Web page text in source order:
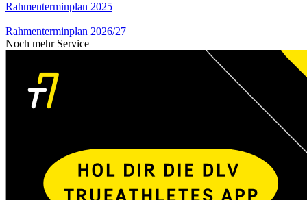
Rahmenterminplan 2025
Rahmenterminplan 2026/27
Noch mehr Service